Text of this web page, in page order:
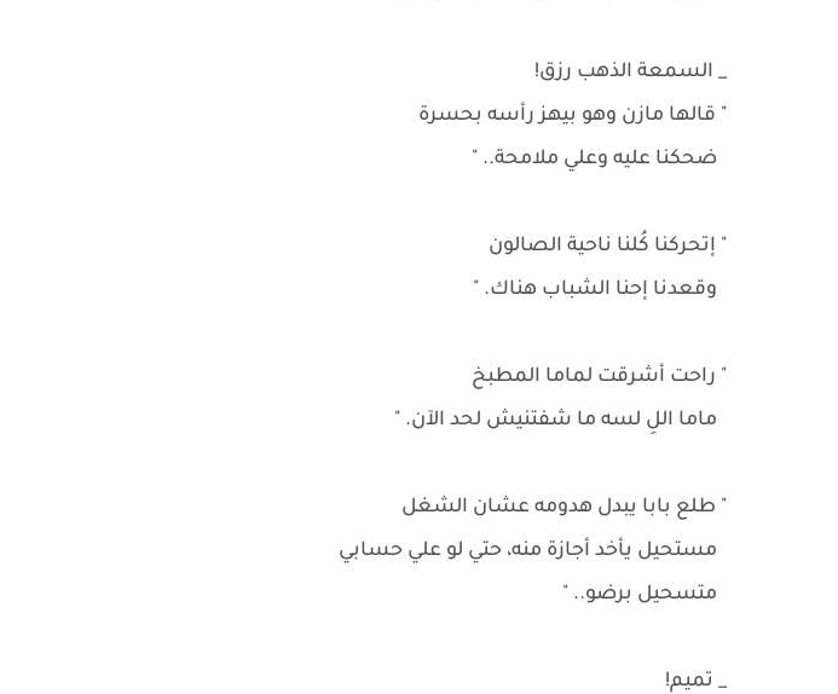
_ السمعة الذهب رزق!
" قالها مازن وهو بيهز رأسه بحسرة
ضحكنا عليه وعلي ملامحة.. "
" إتحركنا كُلنا ناحية الصالون
وقعدنا إحنا الشباب هناك. "
" راحت أشرقت لماما المطبخ
ماما اللِ لسه ما شفتنيش لحد الآن. "
" طلع بابا يبدل هدومه عشان الشغل
مستحيل يأخد أجازة منه، حتي لو علي حسابي
متسحيل برضو.. "
_ تميم!